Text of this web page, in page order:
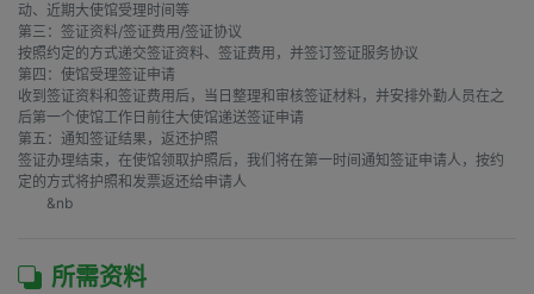
动、近期大使馆受理时间等
第三：签证资料/签证费用/签证协议
按照约定的方式递交签证资料、签证费用，并签订签证服务协议
第四：使馆受理签证申请
收到签证资料和签证费用后，当日整理和审核签证材料，并安排外勤人员在之
后第一个使馆工作日前往大使馆递送签证申请
第五：通知签证结果，返还护照
签证办理结束，在使馆领取护照后，我们将在第一时间通知签证申请人，按约
定的方式将护照和发票返还给申请人
&nb
所需资料